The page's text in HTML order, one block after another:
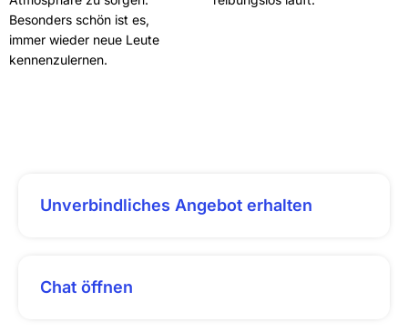
Besonders schön ist es,
immer wieder neue Leute
kennenzulernen.
Unverbindliches Angebot erhalten
Chat öffnen